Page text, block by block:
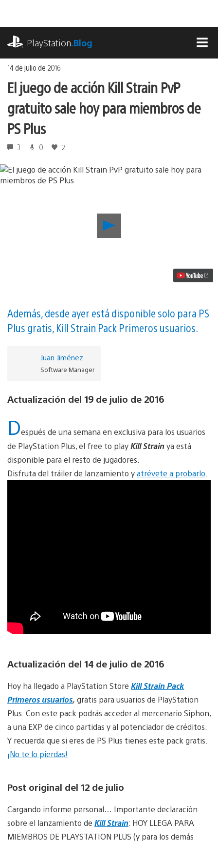
contenido
PlayStation.Blog
14 de julio de 2016
El juego de acción Kill Strain PvP
gratuito sale hoy para miembros de
PS Plus
3 0 2
juego
hoy
para
miembros
Además, desde ayer está disponible solo para PS
Plus gratis, Kill Strain Pack Primeros usuarios.
Juan Jiménez
Software Manager
Actualización del 19 de julio de 2016
Después de una semana en exclusiva para los usuarios
de PlayStation Plus, el free to playKill Strainya está
disponible para el resto de jugadores.
Disfruta del tráiler de lanzamiento yatrévete a probarlo.
Actualización del 14 de julio de 2016
Hoy ha llegado a PlayStation Store Kill Strain Pack
Primeros usuarios, gratis para usuarios de PlayStation
Plus. Con este pack podrás acceder al mercenario Siphon,
a una EXP de cinco partidas y al potenciador de créditos.
Y recuerda que si eres de PS Plus tienes este pack gratis.
¡No te lo pierdas!
Post original del 12 de julio
Cargando informe personal… Importante declaración
sobre el lanzamiento de Kill Strain: HOY LLEGA PARA
MIEMBROS DE PLAYSTATION PLUS (y para los demás